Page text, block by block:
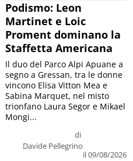
Podismo: Leon
Martinet e Loic
Proment dominano la
Staffetta Americana
di
Davide Pellegrino
il 09/08/2026
Il duo del Parco Alpi Apuane a
segno a Gressan, tra le donne
vincono Elisa Vitton Mea e
Sabina Marquet, nel misto
trionfano Laura Segor e Mikael
Mongi...